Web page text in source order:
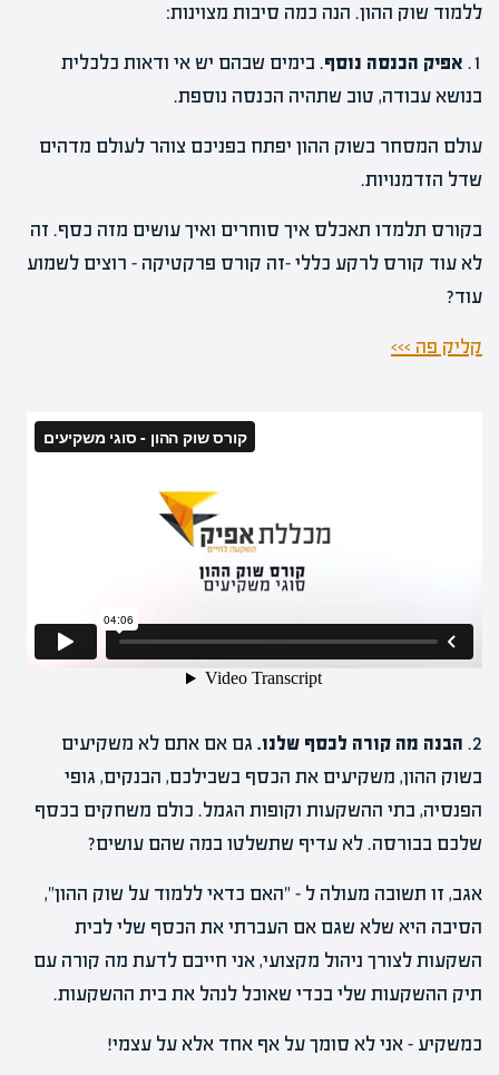
ללמוד שוק ההון. הנה כמה סיבות מצוינות:
1. אפיק הכנסה נוסף. בימים שבהם יש אי ודאות כלכלית
בנושא עבודה, טוב שתהיה הכנסה נוספת.
עולם המסחר בשוק ההון יפתח בפניכם צוהר לעולם מדהים
שדל הזדמנויות.
בקורס תלמדו תאכלס איך סוחרים ואיך עושים מזה כסף. זה
לא עוד קורס לרקע כללי -זה קורס פרקטיקה – רוצים לשמוע
עוד?
קליק פה >>>
2. הבנה מה קורה לכסף שלנו. גם אם אתם לא משקיעים
בשוק ההון, משקיעים את הכסף בשבילכם, הבנקים, גופי
הפנסיה, בתי ההשקעות וקופות הגמל. כולם משחקים בכסף
שלכם בבורסה. לא עדיף שתשלטו במה שהם עושים?
אגב, זו תשובה מעולה ל – "האם כדאי ללמוד על שוק ההון",
הסיבה היא שלא שגם אם העברתי את הכסף שלי לבית
השקעות לצורך ניהול מקצועי, אני חייבם לדעת מה קורה עם
תיק ההשקעות שלי בכדי שאוכל לנהל את בית ההשקעות.
כמשקיע – אני לא סומך על אף אחד אלא על עצמי!